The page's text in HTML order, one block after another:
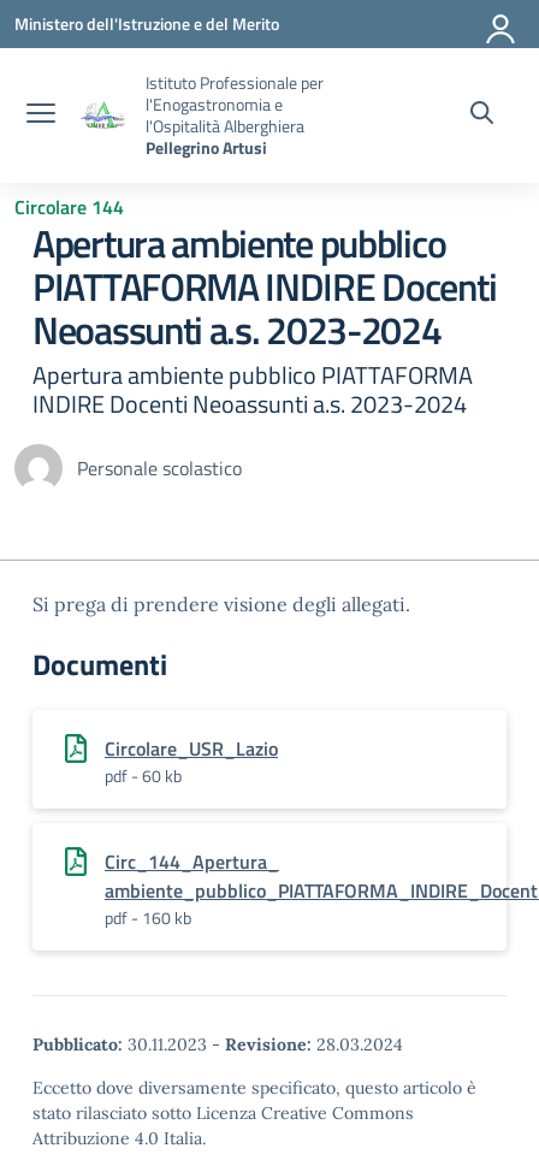
Vai ai contenuti
Vai al menu di navigazione
Vai al footer
Ministero dell'Istruzione e del Merito
Istituto Professionale per
l'Enogastronomia e
l'Ospitalità Alberghiera
Pellegrino Artusi
Circolare 144
Apertura ambiente pubblico
PIATTAFORMA INDIRE Docenti
Neoassunti a.s. 2023-2024
Apertura ambiente pubblico PIATTAFORMA
INDIRE Docenti Neoassunti a.s. 2023-2024
Personale scolastico
Si prega di prendere visione degli allegati.
Documenti
Circolare_USR_Lazio
pdf - 60 kb
Circ_144_Apertura_
pdf - 160 kb
Pubblicato: 30.11.2023 - Revisione: 28.03.2024
Eccetto dove diversamente specificato, questo articolo è
stato rilasciato sotto Licenza Creative Commons
Attribuzione 4.0 Italia.